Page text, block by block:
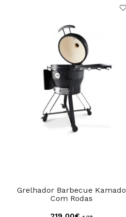
Grelhador Barbecue Kamado
Com Rodas